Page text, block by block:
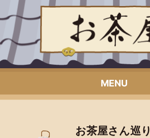
MENU
お茶屋さん巡り